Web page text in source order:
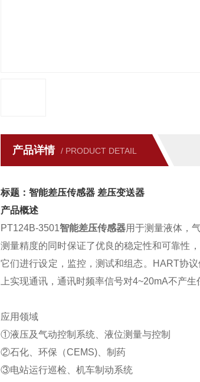
产品详情 / PRODUCT DETAIL
标题：智能差压传感器 差压变送器
产品概述
PT124B-3501智能差压传感器用于测量液体，
测量精度的同时保证了优良的稳定性和可靠性
它们进行设定，监控，测试和组态。HART协
上实现通讯，通讯时频率信号对4~20mA不产生
应用领域
①液压及气动控制系统、液位测量与控制
②石化、环保（CEMS)、制药
③电站运行巡检、机车制动系统